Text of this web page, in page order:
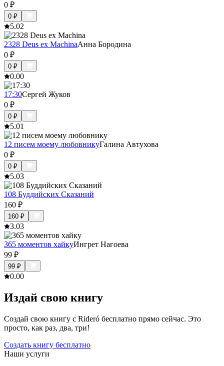
0 ₽
0 ₽
5.02
2328 Deus ex MachinaАнна Бородина
0 ₽
0 ₽
0.00
17:30Сергей Жуков
0 ₽
0 ₽
5.01
12 писем моему любовникуГалина Автухова
0 ₽
0 ₽
5.03
108 Буддийских Сказаний
160 ₽
160 ₽
3.03
365 моментов хайкуИнгрет Нагоева
99 ₽
99 ₽
0.00
Издай свою книгу
Создай свою книгу с Rideró бесплатно прямо сейчас. Это
просто, как раз, два, три!
Создать книгу бесплатно
Наши услуги